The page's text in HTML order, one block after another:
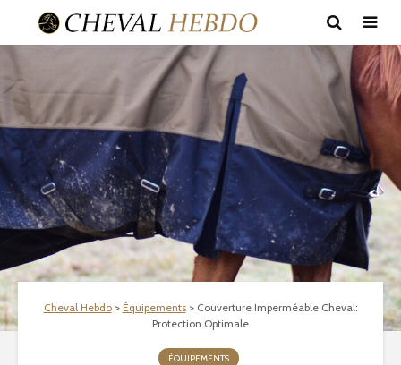
Cheval Hebdo> Équipements> Couverture Imperméable Cheval:
Protection Optimale
ÉQUIPEMENTS